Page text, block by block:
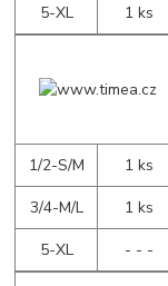
5-XL
1 ks
1/2-S/M
1 ks
3/4-M/L
1 ks
5-XL
- - -